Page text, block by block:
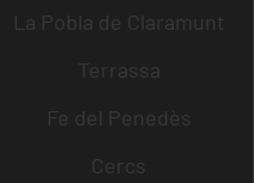
La Pobla de Claramunt
Terrassa
Fe del Penedès
Cercs